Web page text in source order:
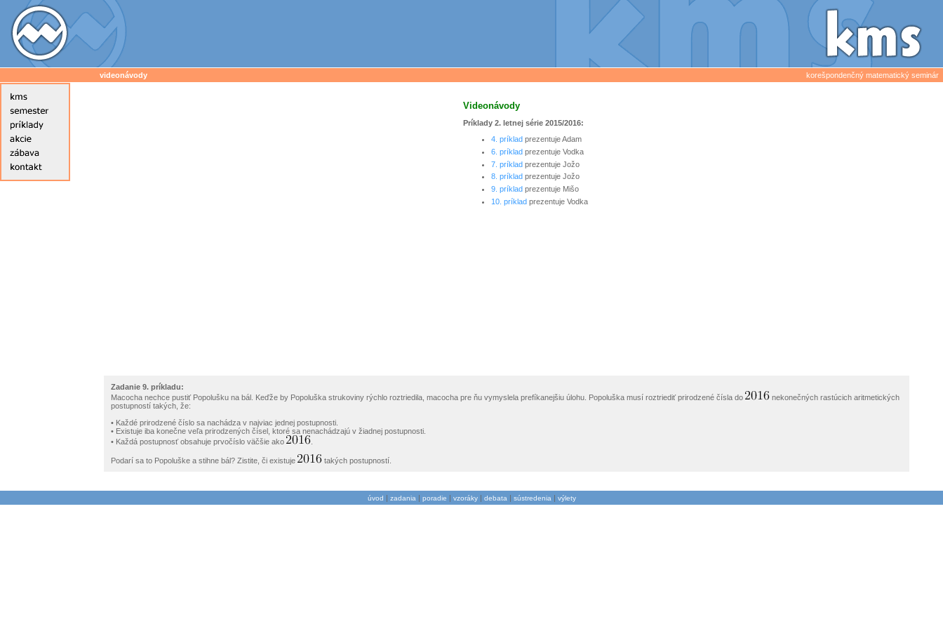
videonávody korešpondenčný matematický seminár
Videonávody
Príklady 2. letnej série 2015/2016:
4. prí­klad prezentuje Adam
6. prí­klad prezentuje Vodka
7. prí­klad prezentuje Jožo
8. prí­klad prezentuje Jožo
9. prí­klad prezentuje Mišo
10. prí­klad prezentuje Vodka
Zadanie 9. príkladu:
Macocha nechce pustiť Popolušku na bál. Keďže by Popoluška strukoviny rýchlo roztriedila, macocha pre ňu vymyslela prefíkanejšiu úlohu. Popoluška musí roztriediť prirodzené čísla do
nekonečných rastúcich aritmetických
postupností takých, že:
• Každé prirodzené číslo sa nachádza v najviac jednej postupnosti.
• Existuje iba konečne veľa prirodzených čísel, ktoré sa nenachádzajú v žiadnej postupnosti.
• Každá postupnosť obsahuje prvočíslo väčšie ako
Podarí sa to Popoluške a stihne bál? Zistite, či existuje takých postupností.
úvod | zadania | poradie | vzoráky| debata | sústredenia | výlety